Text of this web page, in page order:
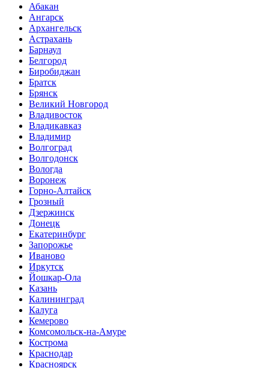
Абакан
Ангарск
Архангельск
Астрахань
Барнаул
Белгород
Биробиджан
Братск
Брянск
Великий Новгород
Владивосток
Владикавказ
Владимир
Волгоград
Волгодонск
Вологда
Воронеж
Горно-Алтайск
Грозный
Дзержинск
Донецк
Екатеринбург
Запорожье
Иваново
Иркутск
Йошкар-Ола
Казань
Калининград
Калуга
Кемерово
Комсомольск-на-Амуре
Кострома
Краснодар
Красноярск